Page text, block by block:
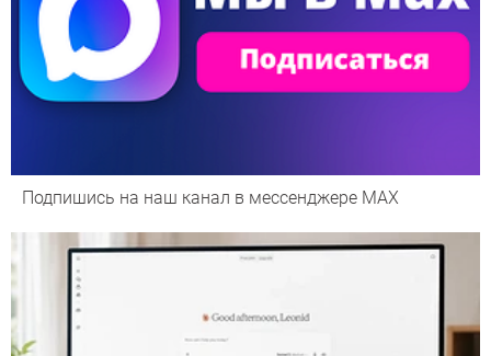
Подпишись на наш канал в мессенджере МАХ